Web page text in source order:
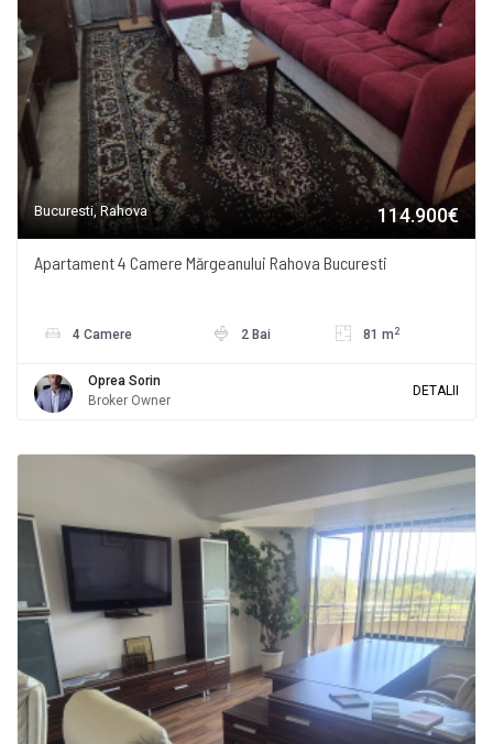
Bucuresti, Rahova 114.900€
Apartament 4 Camere Mărgeanului Rahova Bucuresti
4 Camere 2 Bai 81 m 2
Oprea Sorin
Broker Owner
DETALII